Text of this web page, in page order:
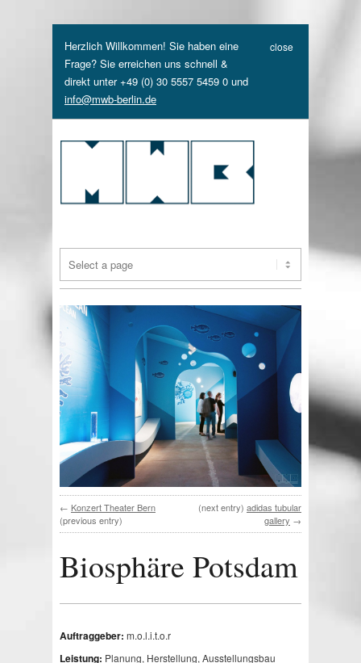
Herzlich Willkommen! Sie haben eine
Frage? Sie erreichen uns schnell &
direkt unter +49 (0) 30 5557 5459 0 und
info@mwb-berlin.de
close
← Konzert Theater Bern
(previous entry)
(next entry) adidas tubular
gallery →
Biosphäre Potsdam
Auftraggeber: m.o.l.i.t.o.r
Leistung: Planung, Herstellung, Ausstellungsbau